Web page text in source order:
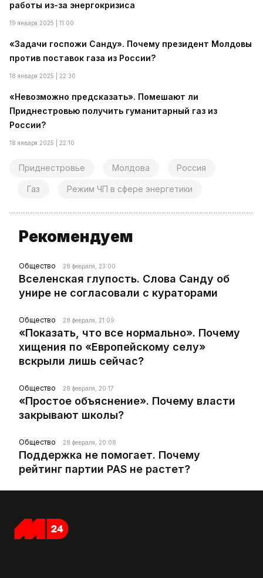
работы из-за энергокризиса
19 января 2025 | 11:00
«Задачи госпожи Санду». Почему президент Молдовы
против поставок газа из России?
18 января 2025 | 22:30
«Невозможно предсказать». Помешают ли
Приднестровью получить гуманитарный газ из
России?
18 января 2025 | 22:10
Приднестровье Молдова Россия
Газ Режим ЧП в сфере энергетики
Рекомендуем
Общество 28 февраля, 23:00
Вселенская глупость. Слова Санду об
унире не согласовали с кураторами
Общество 28 февраля, 21:09
«Показать, что все нормально». Почему
хищения по «Европейскому селу»
вскрыли лишь сейчас?
Общество 28 февраля, 20:17
«Простое объяснение». Почему власти
закрывают школы?
Общество 28 февраля, 20:08
Поддержка не помогает. Почему
рейтинг партии PAS не растет?